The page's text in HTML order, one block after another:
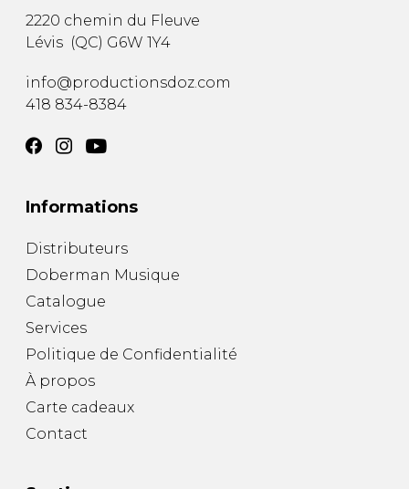
2220 chemin du Fleuve
Lévis (QC) G6W 1Y4
info@productionsdoz.com
418 834-8384
Informations
Distributeurs
Doberman Musique
Catalogue
Services
Politique de Confidentialité
À propos
Carte cadeaux
Contact